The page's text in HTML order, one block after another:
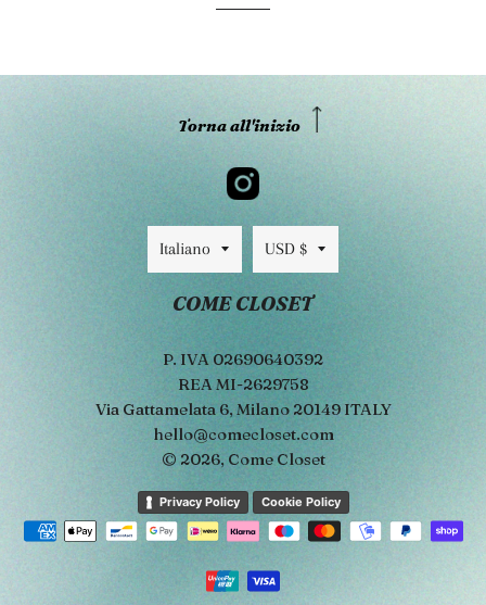
Lingua
Italiano Valuta
USD $
COME CLOSET
P. IVA 02690640392
REA MI-2629758
Via Gattamelata 6, Milano 20149 ITALY
hello@comecloset.com
© 2026, Come Closet
Privacy Policy Cookie Policy
Metodi
di
Torna all'inizio